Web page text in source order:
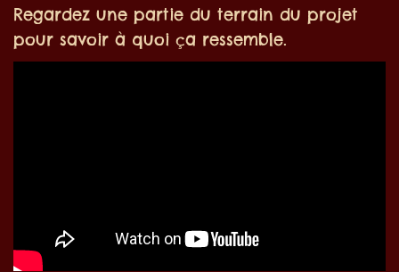
Regardez une partie du terrain du projet
pour savoir à quoi ça ressemble.